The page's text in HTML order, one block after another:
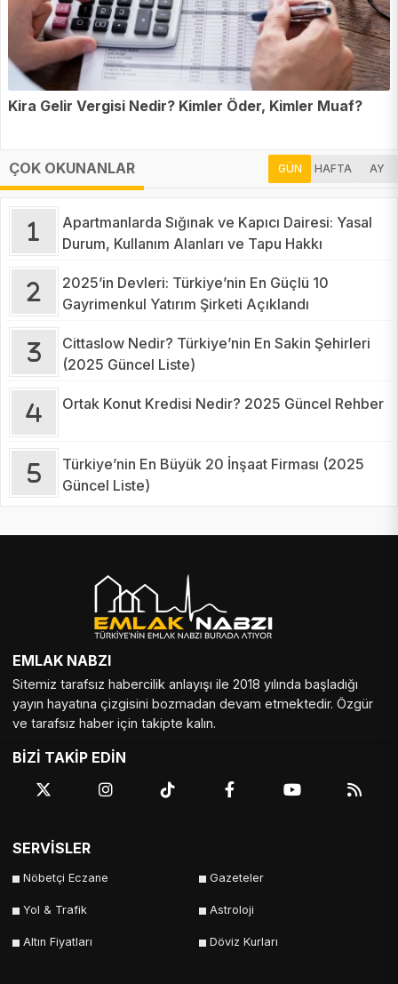
Kira Gelir Vergisi Nedir? Kimler Öder, Kimler Muaf?
ÇOK OKUNANLAR GÜN HAFTA AY
Apartmanlarda Sığınak ve Kapıcı Dairesi: Yasal
Durum, Kullanım Alanları ve Tapu Hakkı
2025’in Devleri: Türkiye’nin En Güçlü 10
Gayrimenkul Yatırım Şirketi Açıklandı
Cittaslow Nedir? Türkiye’nin En Sakin Şehirleri
(2025 Güncel Liste)
Ortak Konut Kredisi Nedir? 2025 Güncel Rehber
Türkiye’nin En Büyük 20 İnşaat Firması (2025
Güncel Liste)
EMLAK NABZI
Sitemiz tarafsız habercilik anlayışı ile 2018 yılında başladığı
yayın hayatına çizgisini bozmadan devam etmektedir. Özgür
ve tarafsız haber için takipte kalın.
BİZİ TAKİP EDİN
SERVİSLER
Nöbetçi Eczane Gazeteler
Yol & Trafik Astroloji
Altın Fiyatları Döviz Kurları